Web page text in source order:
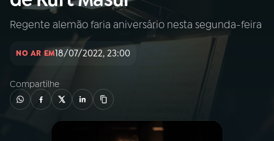
Rádio
MEC
Buscar
01INÍCIO
A RÁDIO
Regente alemão faria aniversário nesta segunda-feira
NO AR EM18/07/2022, 23:00
Compartilhe